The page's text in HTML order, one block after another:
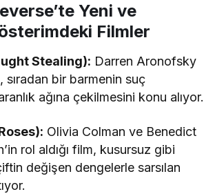
Yeni ve
Filmler
Stealing): Darren Aronofsky
sıradan bir barmenin suç
ağına çekilmesini konu alıyor.
Olivia Colman ve Benedict
rol aldığı film, kusursuz gibi
değişen dengelerle sarsılan